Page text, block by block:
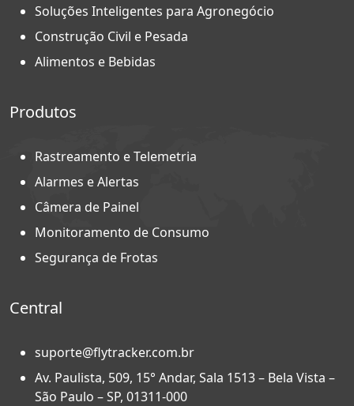
Soluções Inteligentes para Agronegócio
Construção Civil e Pesada
Alimentos e Bebidas
Produtos
Rastreamento e Telemetria
Alarmes e Alertas
Câmera de Painel
Monitoramento de Consumo
Segurança de Frotas
Central
suporte@flytracker.com.br
Av. Paulista, 509, 15° Andar, Sala 1513 – Bela Vista –
São Paulo – SP, 01311-000